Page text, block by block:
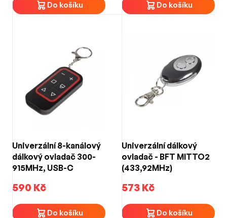
Do košíku Do košíku
Univerzální 8-kanálový
dálkový ovladač 300-
915MHz, USB-C
590 Kč
Do košíku
Univerzální dálkový
ovladač - BFT MITTO2
(433,92MHz)
573 Kč
Do košíku